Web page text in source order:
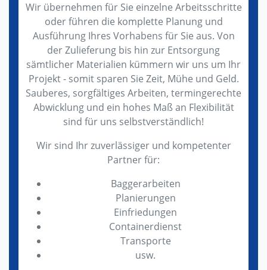
Wir übernehmen für Sie einzelne Arbeitsschritte
oder führen die komplette Planung und
Ausführung Ihres Vorhabens für Sie aus. Von
der Zulieferung bis hin zur Entsorgung
sämtlicher Materialien kümmern wir uns um Ihr
Projekt - somit sparen Sie Zeit, Mühe und Geld.
Sauberes, sorgfältiges Arbeiten, termingerechte
Abwicklung und ein hohes Maß an Flexibilität
sind für uns selbstverständlich!
Wir sind Ihr zuverlässiger und kompetenter
Partner für:
Baggerarbeiten
Planierungen
Einfriedungen
Containerdienst
Transporte
usw.